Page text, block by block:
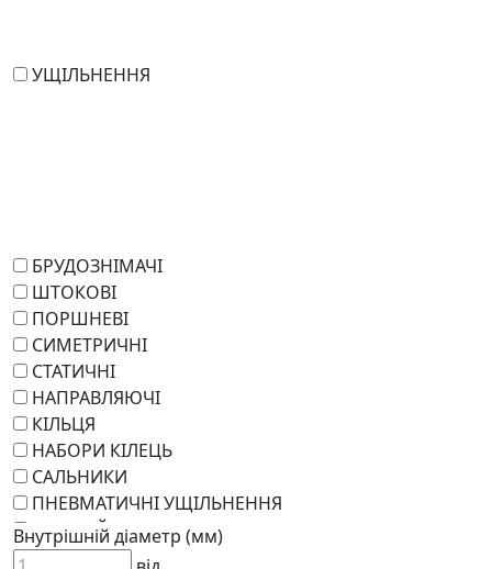
УЩІЛЬНЕННЯ
БРУДОЗНІМАЧІ
ШТОКОВІ
ПОРШНЕВІ
СИМЕТРИЧНІ
СТАТИЧНІ
НАПРАВЛЯЮЧІ
КІЛЬЦЯ
НАБОРИ КІЛЕЦЬ
САЛЬНИКИ
ПНЕВМАТИЧНІ УЩІЛЬНЕННЯ
РОТАЦІЙНІ
РЕМКОМПЛЕКТИ
Внутрішній діаметр (мм)